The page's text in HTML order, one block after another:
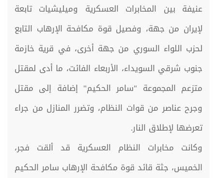
عنيفة بين المخابرات العسكرية وميليشيات تابعة
لإيران من جهة، وفصيل قوة مكافحة الإرهاب التابع
لحزب اللواء السوري من جهة أخرى، في قرية خازمة
جنوب شرقي السويداء، الأربعاء الفائت، ما أدى لمقتل
متزعم المجموعة "سامر الحكيم" إضافة إلى مقتل
وجرح عناصر من قوات النظام، وتضرر المنازل من جراء
تعرضها لإطلاق النار.
وكانت مخابرات النظام العسكرية قد ألقت فجر،
الخميس، جثة قائد قوة مكافحة الإرهاب سامر الحكيم